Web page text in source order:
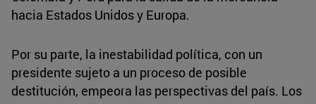
hacia Estados Unidos y Europa.
Por su parte, la inestabilidad política, con un
presidente sujeto a un proceso de posible
destitución, empeora las perspectivas del país. Los